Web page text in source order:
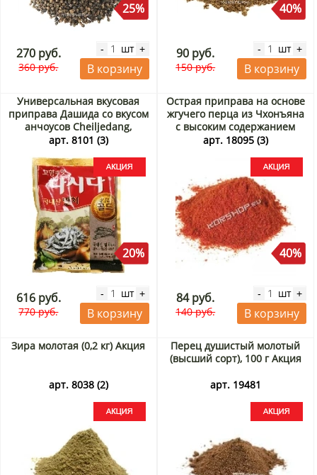
25%
270 руб.
360 руб.
- шт +
В корзину
40%
90 руб.
150 руб.
- шт +
В корзину
Универсальная вкусовая
приправа Дашида со вкусом
анчоусов Cheiljedang,
Корея, 300 г Акция
арт. 8101 (3)
20%
616 руб.
770 руб.
- шт +
В корзину
Острая приправа на основе
жгучего перца из Чхонъяна
с высоким содержанием
капсаицина, Корея, 25 г
арт. 18095 (3)
40%
84 руб.
140 руб.
- шт +
В корзину
Зира молотая (0,2 кг) Акция
арт. 8038 (2)
Перец душистый молотый
(высший сорт), 100 г Акция
арт. 19481